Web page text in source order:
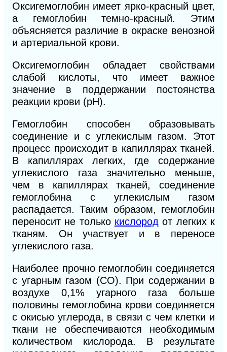
Оксигемоглобин имеет ярко-красный цвет,
а гемоглобин темно-красный. Этим
объясняется различие в окраске венозной
и артериальной крови.
Оксигемоглобин обладает свойствами
слабой кислоты, что имеет важное
значение в поддержании постоянства
реакции крови (рН).
Гемоглобин способен образовывать
соединение и с углекислым газом. Этот
процесс происходит в капиллярах тканей.
В капиллярах легких, где содержание
углекислого газа значительно меньше,
чем в капиллярах тканей, соединение
гемоглобина с углекислым газом
распадается. Таким образом, гемоглобин
переносит не только кислород от легких к
тканям. Он участвует и в переносе
углекислого газа.
Наиболее прочно гемоглобин соединяется
с угарным газом (СО). При содержании в
воздухе 0,1% угарного газа больше
половины гемоглобина крови соединяется
с окисью углерода, в связи с чем клетки и
ткани не обеспечиваются необходимым
количеством кислорода. В результате